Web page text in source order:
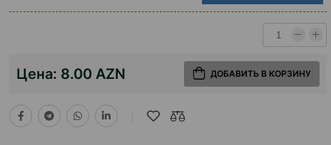
Цена: 8.00 AZN ДОБАВИТЬ В КОРЗИНУ